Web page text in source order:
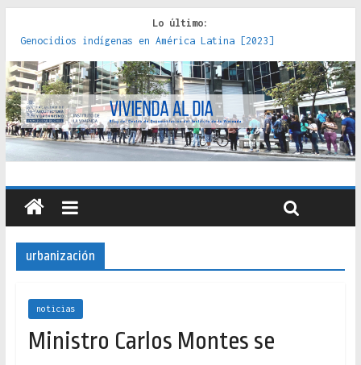
Lo último:
Genocidios indígenas en América Latina [2023]
Estudios sobre la espacialización de los Estados :
políticas, prácticas y representaciones [2022]
Donde el pedernal choca con el acero : hacia una teoría
crítica de las fronteras latinoamericanas [2020]
Criterios técnicos para una vivienda adecuada [2019]
Red de consultorios de la Caja del Seguro Obrero en
Santiago : un patrimonio emblemático [2014]
urbanización
noticias
Ministro Carlos Montes se